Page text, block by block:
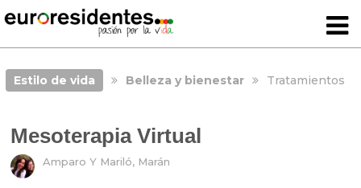
Estilo de vida Belleza y bienestar Tratamientos
Mesoterapia Virtual
Amparo Y Mariló, Marán